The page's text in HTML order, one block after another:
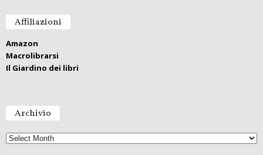
Affiliazioni
Amazon
Macrolibrarsi
Il Giardino dei libri
Archivio